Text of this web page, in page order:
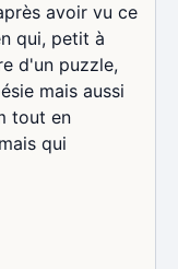
avoir vu ce
qui, petit à
d'un puzzle,
mais aussi
tout en
qui